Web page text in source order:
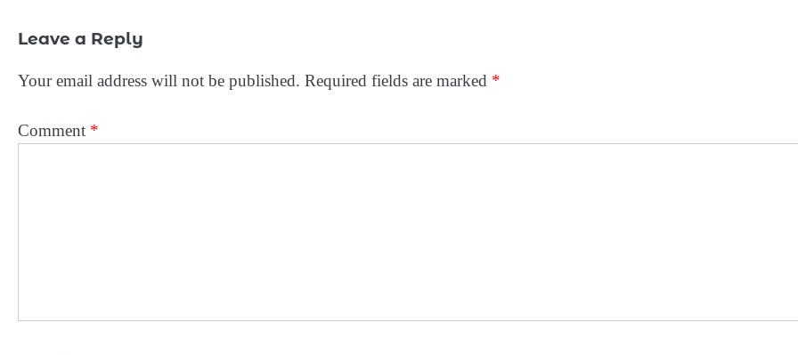
Leave a Reply
Your email address will not be published. Required fields are marked *
Comment *